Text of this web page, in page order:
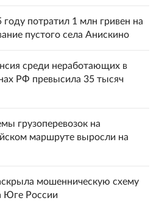
году потратил 1 млн гривен на
пустого села Анискино
среди неработающих в
РФ превысила 35 тысяч
грузоперевозок на
маршруте выросли на
мошенническую схему
Юге России